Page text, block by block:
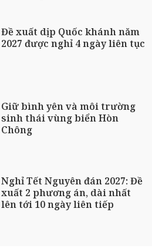
Đề xuất dịp Quốc khánh năm
2027 được nghỉ 4 ngày liên tục
Giữ bình yên và môi trường
sinh thái vùng biển Hòn
Chông
Nghỉ Tết Nguyên đán 2027: Đề
xuất 2 phương án, dài nhất
lên tới 10 ngày liên tiếp